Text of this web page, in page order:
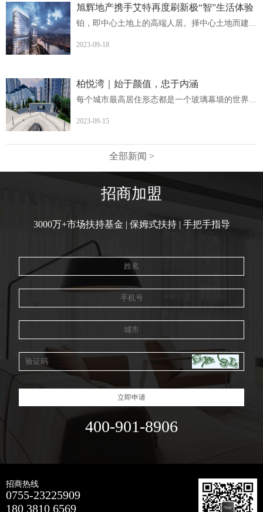
旭辉地产携手艾特再度刷新极“智”生活体验
2023-09-18
柏悦湾｜始于颜值，忠于内涵
2023-09-15
全部新闻 >
招商加盟
3000万+市场扶持基金 | 保姆式扶持 | 手把手指导
立即申请
400-901-8906
招商热线
0755-23225909
180 3810 6569